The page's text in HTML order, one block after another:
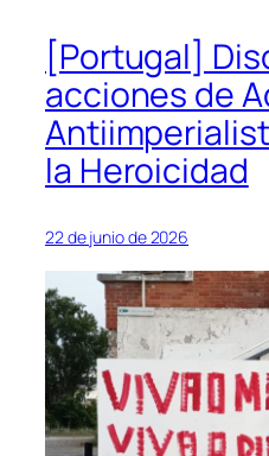
[Portugal]
acciones de
la Heroicidad
22 de junio de 2026